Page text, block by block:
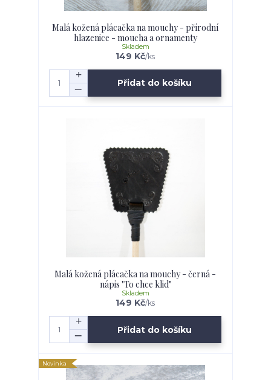
Malá kožená plácačka na mouchy - přírodní
hlazenice - moucha a ornamenty
149 Kč/ks
Skladem
Přidat do košíku
Malá kožená plácačka na mouchy - černá -
nápis "To chce klid"
149 Kč/ks
Skladem
Přidat do košíku
Novinka